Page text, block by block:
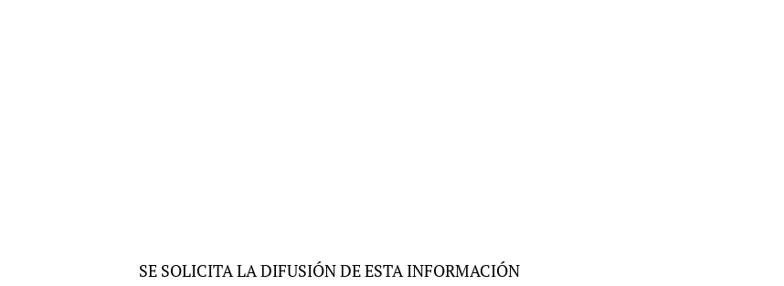
SE SOLICITA LA DIFUSIÓN DE ESTA INFORMACIÓN